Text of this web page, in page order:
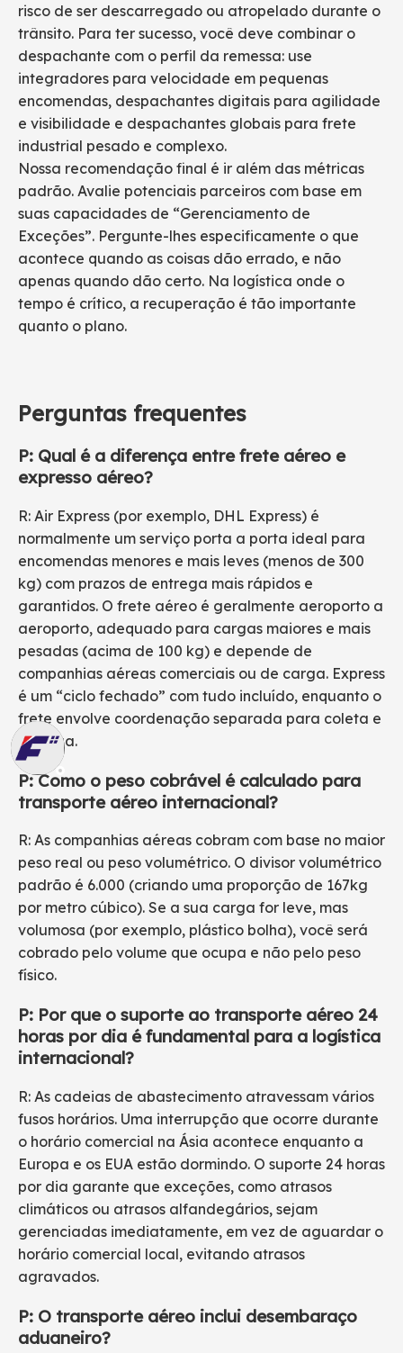
risco de ser descarregado ou atropelado durante o
trânsito. Para ter sucesso, você deve combinar o
despachante com o perfil da remessa: use
integradores para velocidade em pequenas
encomendas, despachantes digitais para agilidade
e visibilidade e despachantes globais para frete
industrial pesado e complexo.
Nossa recomendação final é ir além das métricas
padrão. Avalie potenciais parceiros com base em
suas capacidades de “Gerenciamento de
Exceções”. Pergunte-lhes especificamente o que
acontece quando as coisas dão errado, e não
apenas quando dão certo. Na logística onde o
tempo é crítico, a recuperação é tão importante
quanto o plano.
Perguntas frequentes
P: Qual é a diferença entre frete aéreo e
expresso aéreo?
R: Air Express (por exemplo, DHL Express) é
normalmente um serviço porta a porta ideal para
encomendas menores e mais leves (menos de 300
kg) com prazos de entrega mais rápidos e
garantidos. O frete aéreo é geralmente aeroporto a
aeroporto, adequado para cargas maiores e mais
pesadas (acima de 100 kg) e depende de
companhias aéreas comerciais ou de carga. Express
é um “ciclo fechado” com tudo incluído, enquanto o
frete envolve coordenação separada para coleta e
entrega.
P: Como o peso cobrável é calculado para
transporte aéreo internacional?
R: As companhias aéreas cobram com base no maior
peso real ou peso volumétrico. O divisor volumétrico
padrão é 6.000 (criando uma proporção de 167kg
por metro cúbico). Se a sua carga for leve, mas
volumosa (por exemplo, plástico bolha), você será
cobrado pelo volume que ocupa e não pelo peso
físico.
P: Por que o suporte ao transporte aéreo 24
horas por dia é fundamental para a logística
internacional?
R: As cadeias de abastecimento atravessam vários
fusos horários. Uma interrupção que ocorre durante
o horário comercial na Ásia acontece enquanto a
Europa e os EUA estão dormindo. O suporte 24 horas
por dia garante que exceções, como atrasos
climáticos ou atrasos alfandegários, sejam
gerenciadas imediatamente, em vez de aguardar o
horário comercial local, evitando atrasos
agravados.
P: O transporte aéreo inclui desembaraço
aduaneiro?